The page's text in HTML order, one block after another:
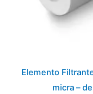
Elemento
micra –